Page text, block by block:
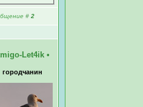
# 2
Let4ik •
городчанин